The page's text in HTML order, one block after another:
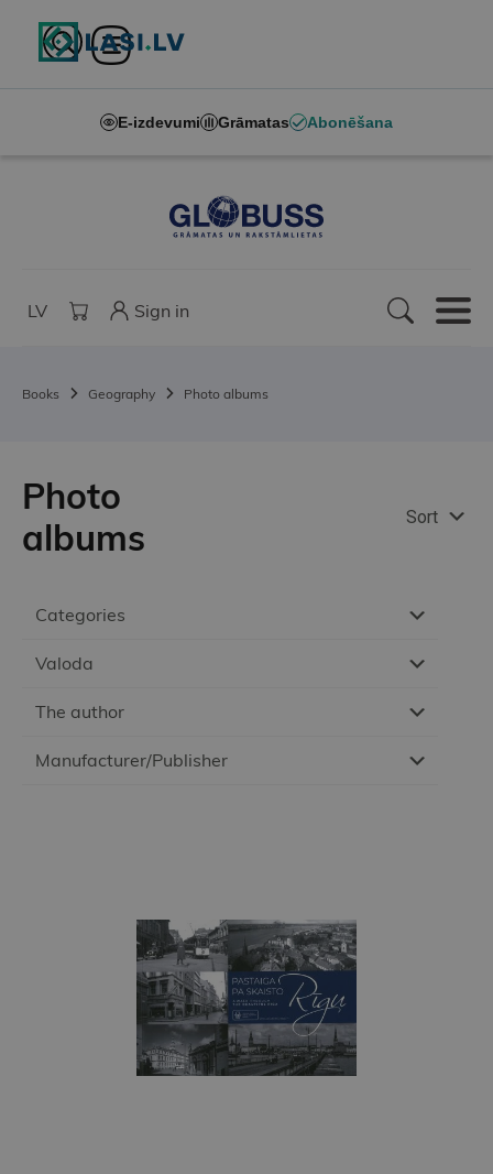
E-izdevumi Grāmatas Abonēšana
LV Sign in
Books Geography Photo albums
Categories
Valoda
The author
Manufacturer/Publisher
Photo
albums
Sort